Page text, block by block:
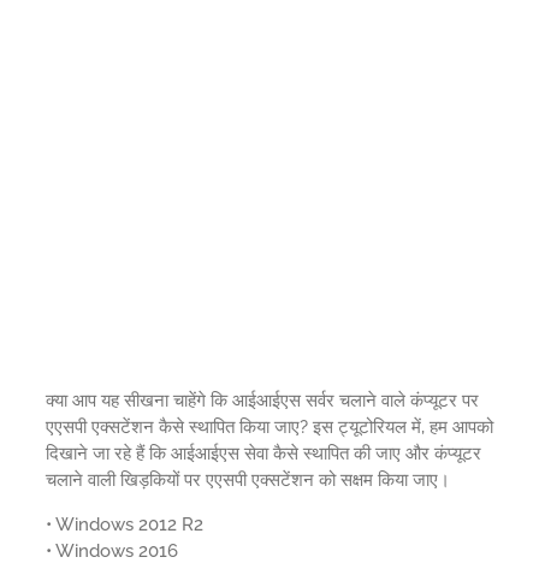
क्या आप यह सीखना चाहेंगे कि आईआईएस सर्वर चलाने वाले कंप्यूटर पर
एएसपी एक्सटेंशन कैसे स्थापित किया जाए? इस ट्यूटोरियल में, हम आपको
दिखाने जा रहे हैं कि आईआईएस सेवा कैसे स्थापित की जाए और कंप्यूटर
चलाने वाली खिड़कियों पर एएसपी एक्सटेंशन को सक्षम किया जाए।
• Windows 2012 R2
• Windows 2016